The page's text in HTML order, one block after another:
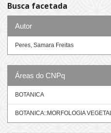
Busca facetada
Autor
Peres, Samara Freitas
Áreas do CNPq
BOTANICA
BOTANICA::MORFOLOGIA VEGETAL